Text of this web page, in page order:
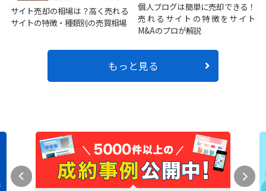
サイト売却の相場は？高く売れる
サイトの特徴・種類別の売買相場
個人ブログは簡単に売却できる！
売れるサイトの特徴をサイト
M&Aのプロが解説
もっと見る